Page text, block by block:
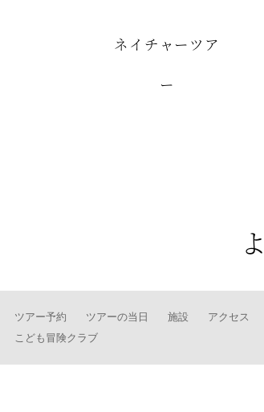
ネイチャーツア
ー
ツアー予約 ツアーの当日 施設 アクセス
こども冒険クラブ